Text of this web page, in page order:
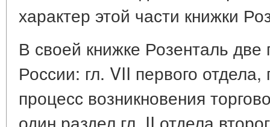
характер этой части книжки
В своей книжке Розенталь
России: гл. VII первого отдела,
процесс возникновения
один раздел гл. II отдела